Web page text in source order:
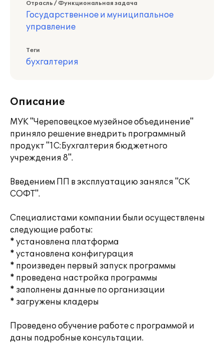
Отрасль / Функциональная задача
Государственное и муниципальное
управление
Теги
бухгалтерия
Описание
МУК "Череповецкое музейное объединение"
приняло решение внедрить программный
продукт "1С:Бухгалтерия бюджетного
учреждения 8".
Введением ПП в эксплуатацию занялся "СК
СОФТ".
Специалистами компании были осуществлены
следующие работы:
* установлена платформа
* установлена конфигурация
* произведен первый запуск программы
* проведена настройка программы
* заполнены данные по организации
* загружены кладеры
Проведено обучение работе с программой и
даны подробные консультации.